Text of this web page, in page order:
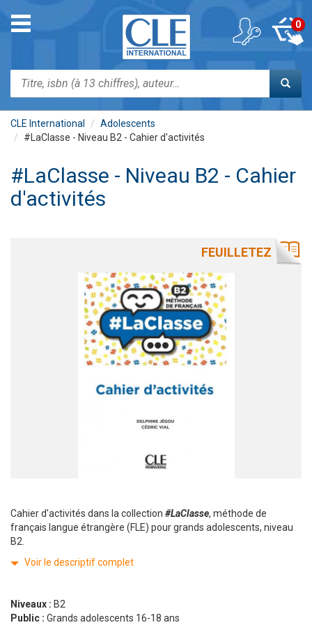
contenu
Toggle
navigation
Rechercher
0
CLE International
Adolescents
#LaClasse - Niveau B2 - Cahier d'activités
#LaClasse - Niveau B2 - Cahier
d'activités
FEUILLETEZ
Cahier d'activités dans la collection #LaClasse, méthode de
français langue étrangère (FLE) pour grands adolescents, niveau
B2.
Voir le descriptif complet
Niveaux : B2
Public : Grands adolescents 16-18 ans